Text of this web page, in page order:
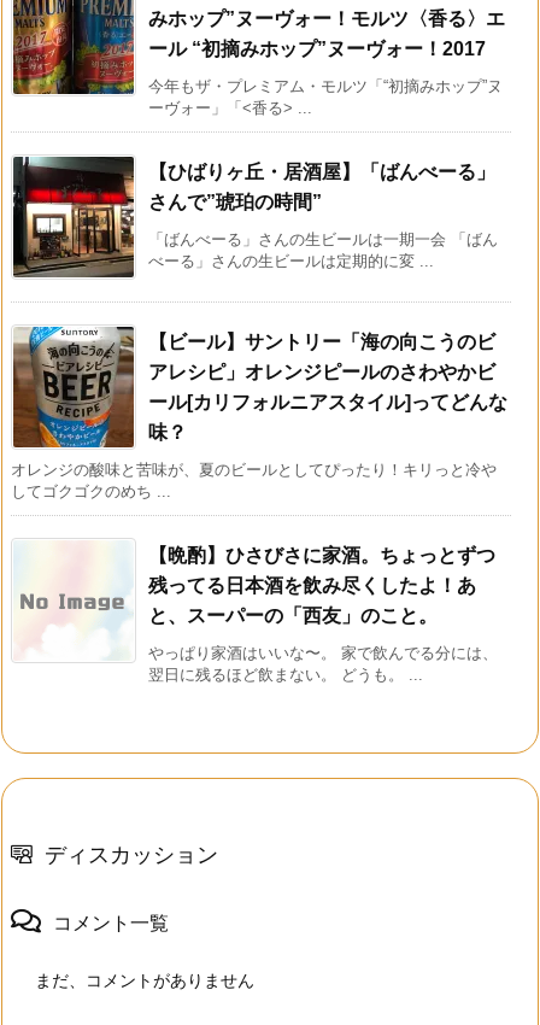
みホップ”ヌーヴォー！モルツ〈香る〉エ
ール “初摘みホップ”ヌーヴォー！2017
今年もザ・プレミアム・モルツ「“初摘みホップ”ヌ
ーヴォー」「<香る> ...
【ひばりヶ丘・居酒屋】「ばんべーる」
さんで”琥珀の時間”
「ばんべーる」さんの生ビールは一期一会 「ばん
べーる」さんの生ビールは定期的に変 ...
【ビール】サントリー「海の向こうのビ
アレシピ」オレンジピールのさわやかビ
ール[カリフォルニアスタイル]ってどんな
味？
オレンジの酸味と苦味が、夏のビールとしてぴったり！キリっと冷や
してゴクゴクのめち ...
【晩酌】ひさびさに家酒。ちょっとずつ
残ってる日本酒を飲み尽くしたよ！あ
と、スーパーの「西友」のこと。
やっぱり家酒はいいな〜。 家で飲んでる分には、
翌日に残るほど飲まない。 どうも。 ...
ディスカッション
コメント一覧
まだ、コメントがありません